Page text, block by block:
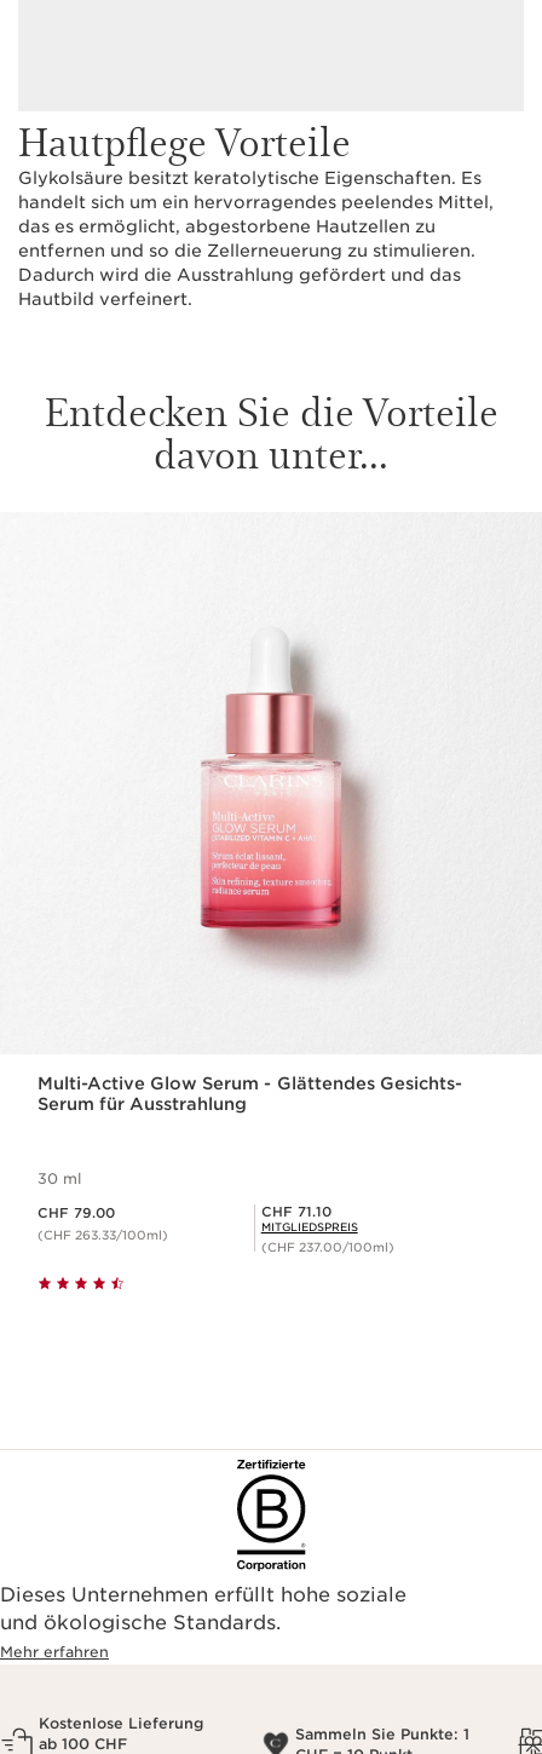
Hautpflege Vorteile
Glykolsäure besitzt keratolytische Eigenschaften. Es
handelt sich um ein hervorragendes peelendes Mittel,
das es ermöglicht, abgestorbene Hautzellen zu
entfernen und so die Zellerneuerung zu stimulieren.
Dadurch wird die Ausstrahlung gefördert und das
Hautbild verfeinert.
Entdecken Sie die Vorteile
davon unter...
Multi-Active Glow Serum - Glättendes Gesichts-
Serum für Ausstrahlung
30 ml
CHF 79.00
(CHF 263.33/100ml)
Mitgliederpreis CHF 71.10
CHF 71.10
MITGLIEDSPREIS
(CHF 237.00/100ml)
Dieses Unternehmen erfüllt hohe soziale
und ökologische Standards.
Mehr erfahren
Kostenlose Lieferung
ab 100 CHF
Sammeln Sie Punkte: 1